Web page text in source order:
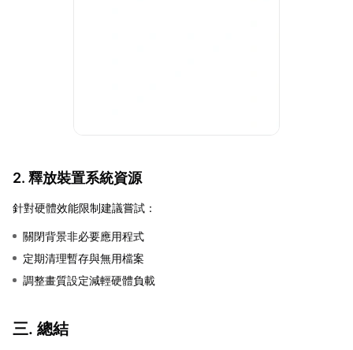
2. 釋放裝置系統資源
針對硬體效能限制建議嘗試：
關閉背景非必要應用程式
定期清理暫存與無用檔案
調整畫質設定減輕硬體負載
三. 總結